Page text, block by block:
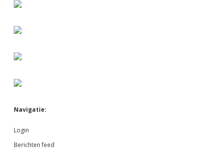
Navigatie:
Login
Berichten feed